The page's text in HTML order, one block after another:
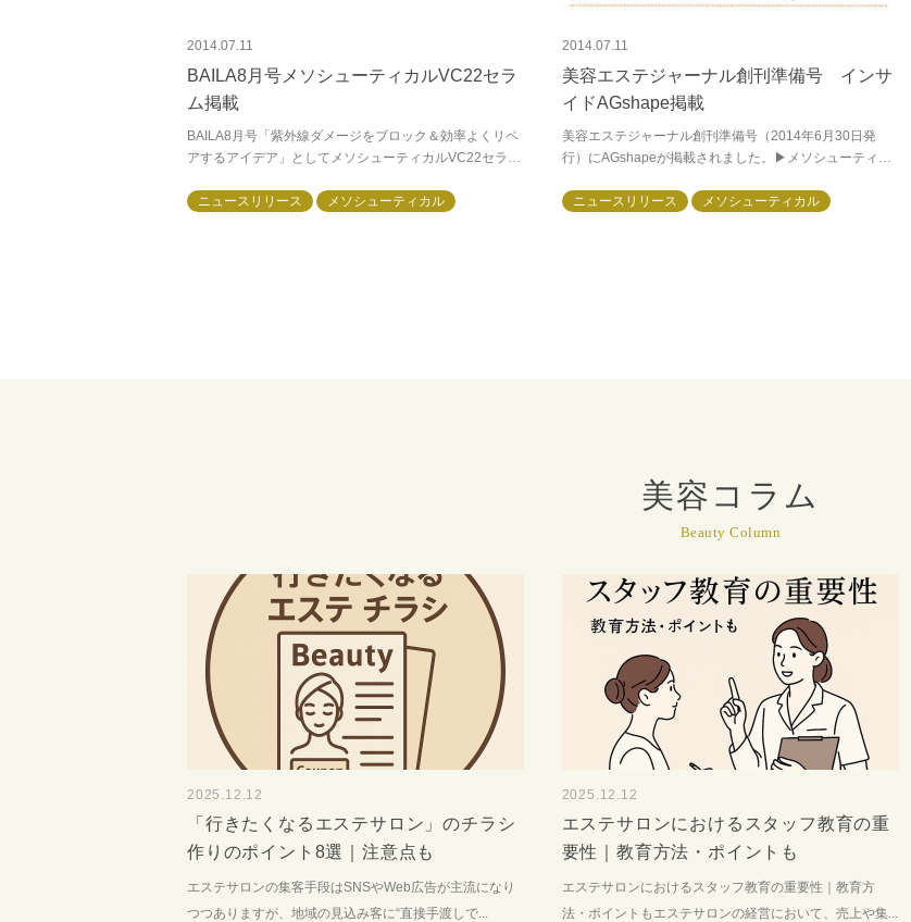
2014.07.11
BAILA8月号メソシューティカルVC22セラ
ム掲載
BAILA8月号「紫外線ダメージをブロック＆効率よくリペ
アするアイデア」としてメソシューティカルVC22セラム
透。たった3滴で見違えるほどの肌...
ニュースリリース メソシューティカル
2014.07.11
美容エステジャーナル創刊準備号 インサ
イドAGshape掲載
美容エステジャーナル創刊準備号（2014年6月30日発
行）にAGshapeが掲載されました。▶メソシューティカ
---------...
ニュースリリース メソシューティカル
美容コラム
Beauty Column
2025.12.12
「行きたくなるエステサロン」のチラシ
作りのポイント8選｜注意点も
エステサロンの集客手段はSNSやWeb広告が主流になり
つつありますが、地域の見込み客に“直接手渡しで...
2025.12.12
エステサロンにおけるスタッフ教育の重
要性｜教育方法・ポイントも
エステサロンにおけるスタッフ教育の重要性｜教育方
法・ポイントもエステサロンの経営において、売上や集...